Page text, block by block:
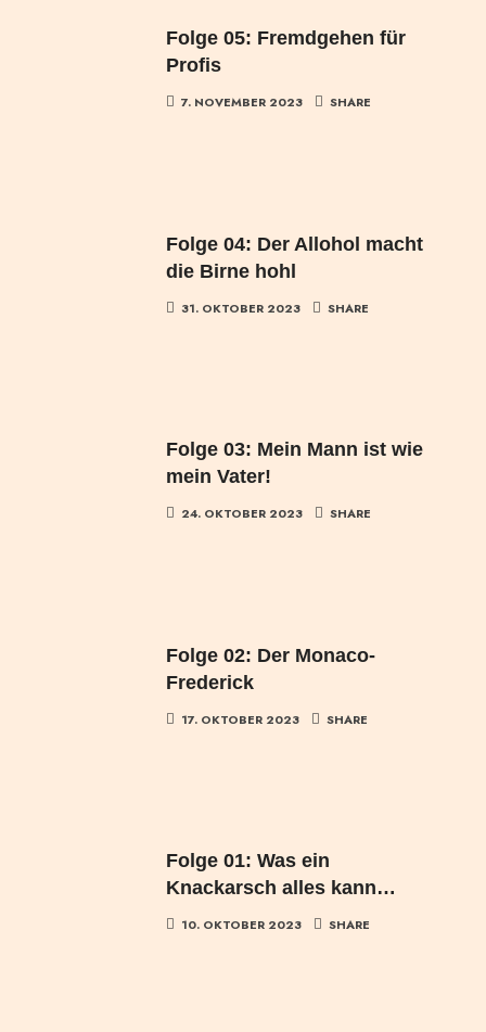
Folge 05: Fremdgehen für
Profis
7. NOVEMBER 2023 SHARE
Folge 04: Der Allohol macht
die Birne hohl
31. OKTOBER 2023 SHARE
Folge 03: Mein Mann ist wie
mein Vater!
24. OKTOBER 2023 SHARE
Folge 02: Der Monaco-
Frederick
17. OKTOBER 2023 SHARE
Folge 01: Was ein
Knackarsch alles kann…
10. OKTOBER 2023 SHARE